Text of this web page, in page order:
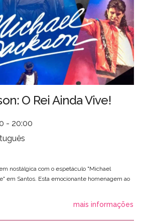
O Rei Ainda Vive!
- 20:00
nostálgica com o espetáculo "Michael
em Santos. Esta emocionante homenagem ao
mais informações